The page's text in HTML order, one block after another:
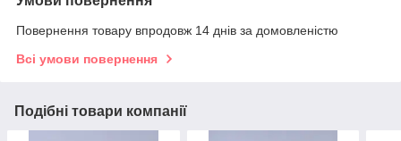
Повернення товару впродовж 14 днів за домовленістю
Всі умови повернення
Подібні товари компанії